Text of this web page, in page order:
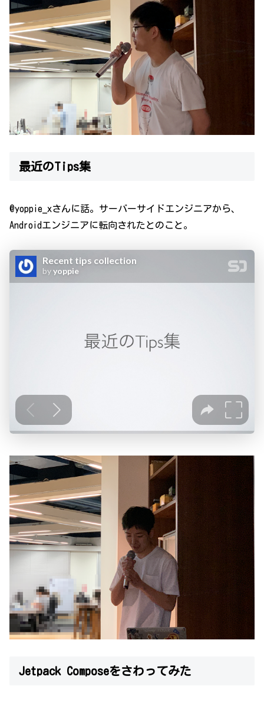
最近のTips集
@yoppie_xさんに話。サーバーサイドエンジニアから、
Androidエンジニアに転向されたとのこと。
Jetpack Composeをさわってみた